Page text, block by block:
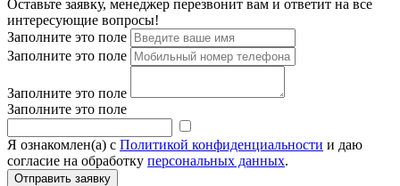
Оставьте заявку, менеджер перезвонит вам и ответит на все
интересующие вопросы!
Заполните это поле
Заполните это поле
Заполните это поле
Заполните это поле
Я ознакомлен(а) с Политикой конфиденциальности и даю
согласие на обработку персональных данных.